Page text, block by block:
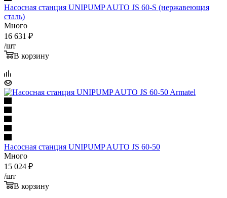
Насосная станция UNIPUMP AUTO JS 60-S (нержавеющая
сталь)
Много
16 631 ₽
/шт
В корзину
Насосная станция UNIPUMP AUTO JS 60-50
Много
15 024 ₽
/шт
В корзину